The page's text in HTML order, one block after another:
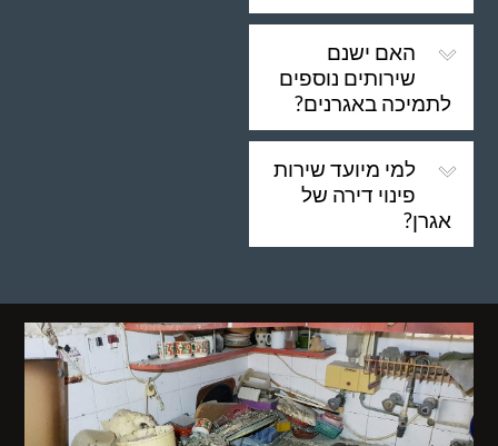
האם ישנם
שירותים נוספים
לתמיכה באגרנים?
למי מיועד שירות
פינוי דירה של
אגרן?